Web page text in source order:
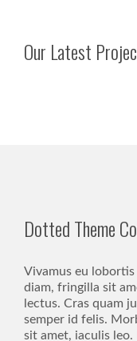
Our Latest
Dotted Theme
Vivamus eu
diam, fringilla sit
lectus. Cras quam
semper id felis.
sit amet, iaculis